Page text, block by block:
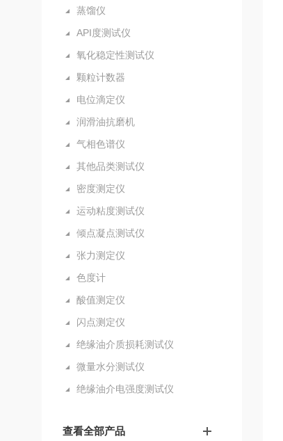
蒸馏仪
API度测试仪
氧化稳定性测试仪
颗粒计数器
电位滴定仪
润滑油抗磨机
气相色谱仪
其他品类测试仪
密度测定仪
运动粘度测试仪
倾点凝点测试仪
张力测定仪
色度计
酸值测定仪
闪点测定仪
绝缘油介质损耗测试仪
微量水分测试仪
绝缘油介电强度测试仪
查看全部产品